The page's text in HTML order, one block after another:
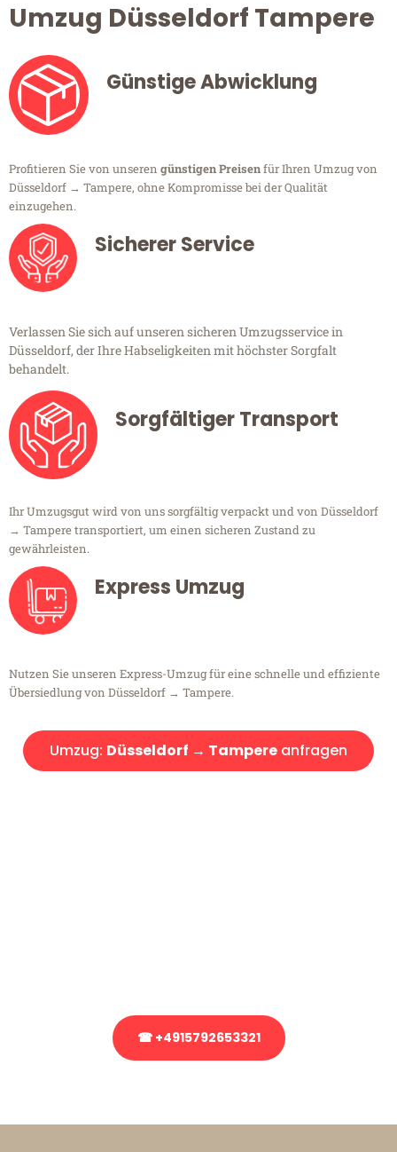
Umzug Düsseldorf Tampere
Günstige Abwicklung
Profitieren Sie von unseren günstigen Preisenfür Ihren Umzug von
Düsseldorf → Tampere, ohne Kompromisse bei der Qualität
einzugehen.
Sicherer Service
Verlassen Sie sich auf unseren sicheren Umzugsservice in
Düsseldorf, der Ihre Habseligkeiten mit höchster Sorgfalt
behandelt.
Sorgfältiger Transport
Ihr Umzugsgut wird von uns sorgfältig verpackt und von Düsseldorf
→ Tampere transportiert, um einen sicheren Zustand zu
gewährleisten.
Express Umzug
Nutzen Sie unseren Express-Umzug für eine schnelle und effiziente
Übersiedlung von Düsseldorf → Tampere.
Umzug: Düsseldorf → Tampere anfragen
☎ +4915792653321